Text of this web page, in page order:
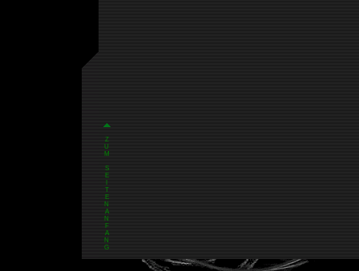
Z
U
M
S
E
T
E
N
A
N
F
A
N
G